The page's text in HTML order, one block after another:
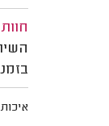
איכות